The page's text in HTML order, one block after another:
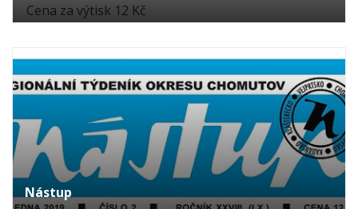
Cena za výtisk 12 Kč
Nástup